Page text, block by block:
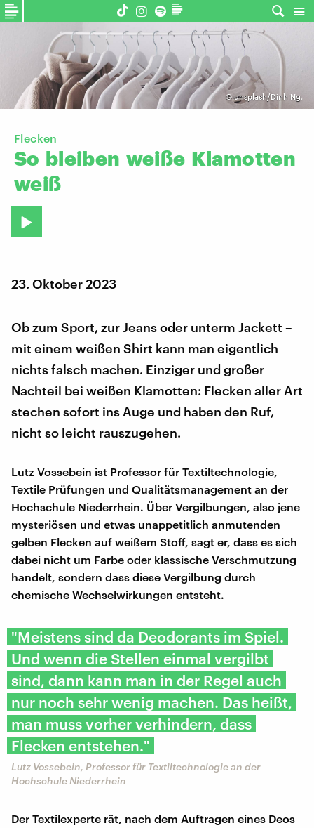
©unsplash/Dinh Ng.
Flecken
So bleiben weiße Klamotten
weiß
23. Oktober 2023
Ob zum Sport, zur Jeans oder unterm Jackett –
mit einem weißen Shirt kann man eigentlich
nichts falsch machen. Einziger und großer
Nachteil bei weißen Klamotten: Flecken aller Art
stechen sofort ins Auge und haben den Ruf,
nicht so leicht rauszugehen.
Lutz Vossebein ist Professor für Textiltechnologie,
Textile Prüfungen und Qualitätsmanagement an der
Hochschule Niederrhein. Über Vergilbungen, also jene
mysteriösen und etwas unappetitlich anmutenden
gelben Flecken auf weißem Stoff, sagt er, dass es sich
dabei nicht um Farbe oder klassische Verschmutzung
handelt, sondern dass diese Vergilbung durch
chemische Wechselwirkungen entsteht.
"Meistens sind da Deodorants im Spiel.
Und wenn die Stellen einmal vergilbt
sind, dann kann man in der Regel auch
nur noch sehr wenig machen. Das heißt,
man muss vorher verhindern, dass
Flecken entstehen."
Lutz Vossebein, Professor für Textiltechnologie an der
Hochschule Niederrhein
Der Textilexperte rät, nach dem Auftragen eines Deos